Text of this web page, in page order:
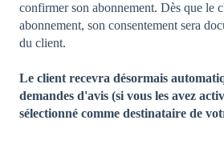
confirmer son abonnement. Dès que le
abonnement, son consentement sera
du client.
Le client recevra désormais
demandes d'avis (si vous les avez
sélectionné comme destinataire de